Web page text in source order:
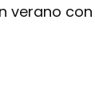
verano